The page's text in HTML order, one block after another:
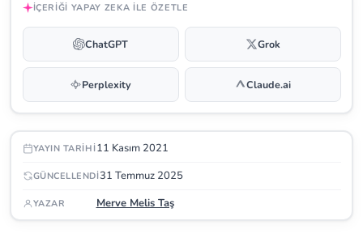
İÇERIĞI YAPAY ZEKA ILE ÖZETLE
ChatGPT Grok
Perplexity Claude.ai
YAYIN TARIHI11 Kasım 2021
GÜNCELLENDI31 Temmuz 2025
YAZAR Merve Melis Taş